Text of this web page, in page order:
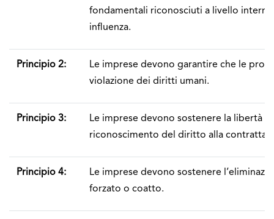
fondamentali riconosciuti a livello
influenza.
Principio 2:
Le imprese devono garantire che le
violazione dei diritti umani.
Principio 3:
Le imprese devono sostenere la libertà
riconoscimento del diritto alla
Principio 4:
Le imprese devono sostenere
forzato o coatto.